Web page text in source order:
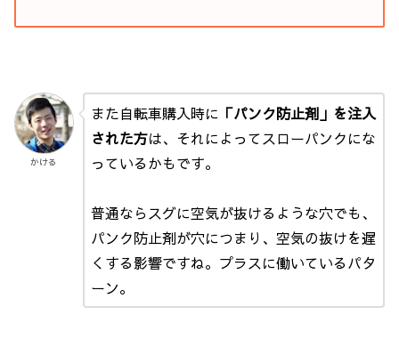
かける
また自転車購入時に 「パンク防止剤」を注入
された方は、それによってスローパンクにな
っているかもです。
普通ならスグに空気が抜けるような穴でも、
パンク防止剤が穴につまり、空気の抜けを遅
くする影響ですね。プラスに働いているパタ
ーン。